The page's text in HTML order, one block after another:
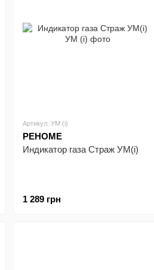
Артикул: УМ (і)
РЕНОМЕ
Индикатор газа Страж УМ(i)
1 289 грн